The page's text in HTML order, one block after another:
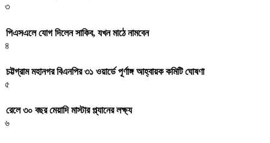
৩
পিএসএলে যোগ দিলেন সাকিব, যখন মাঠে নামবেন
৪
চট্টগ্রাম মহানগর বিএনপির ৩১ ওয়ার্ডে পূর্ণাঙ্গ আহ্বায়ক কমিটি ঘোষণা
৫
রেলে ৩০ বছর মেয়াদি মাস্টার প্ল্যানের লক্ষ্য
৬